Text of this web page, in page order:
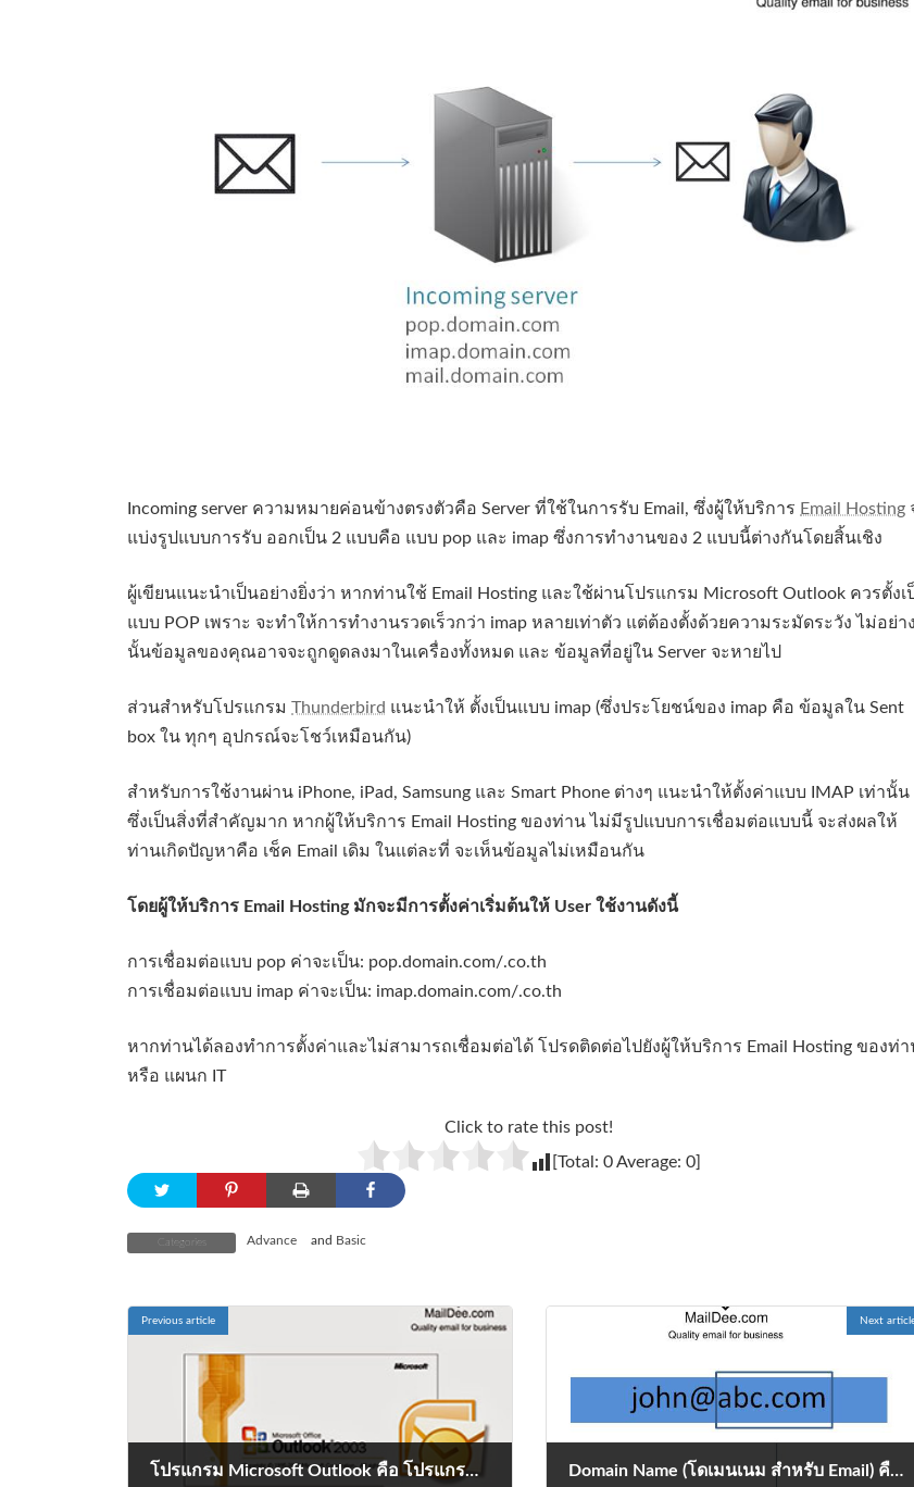
Incoming server ความหมายค่อนข้างตรงตัวคือ Server ที่ใช้ในการรับ Email, ซึ่งผู้ให้บริการ Email Hosting
แบ่งรูปแบบการรับ ออกเป็น 2 แบบคือ แบบ pop และ imap ซึ่งการทำงานของ 2 แบบนี้ต่างกันโดยสิ้นเชิง
ผู้เขียนแนะนำเป็นอย่างยิ่งว่า หากท่านใช้ Email Hosting และใช้ผ่านโปรแกรม Microsoft Outlook ควรตั้งเ
แบบ POP เพราะ จะทำให้การทำงานรวดเร็วกว่า imap หลายเท่าตัว แต่ต้องตั้งด้วยความระมัดระวัง ไม่อย่าง
นั้นข้อมูลของคุณอาจจะถูกดูดลงมาในเครื่องทั้งหมด และ ข้อมูลที่อยู่ใน Server จะหายไป
ส่วนสำหรับโปรแกรม Thunderbird แนะนำให้ ตั้งเป็นแบบ imap (ซึ่งประโยชน์ของ imap คือ ข้อมูลใน Sent
box ใน ทุกๆ อุปกรณ์จะโชว์เหมือนกัน)
สำหรับการใช้งานผ่าน iPhone, iPad, Samsung และ Smart Phone ต่างๆ แนะนำให้ตั้งค่าแบบ IMAP เท่านั้น
ซึ่งเป็นสิ่งที่สำคัญมาก หากผู้ให้บริการ Email Hosting ของท่าน ไม่มีรูปแบบการเชื่อมต่อแบบนี้ จะส่งผลให้
ท่านเกิดปัญหาคือ เช็ค Email เดิม ในแต่ละที่ จะเห็นข้อมูลไม่เหมือนกัน
โดยผู้ให้บริการ Email Hosting มักจะมีการตั้งค่าเริ่มต้นให้ User ใช้งานดังนี้
การเชื่อมต่อแบบ pop ค่าจะเป็น: pop.domain.com/.co.th
การเชื่อมต่อแบบ imap ค่าจะเป็น: imap.domain.com/.co.th
หากท่านได้ลองทำการตั้งค่าและไม่สามารถเชื่อมต่อได้ โปรดติดต่อไปยังผู้ให้บริการ Email Hosting ของท่
หรือ แผนก IT
Click to rate this post!
[Total:0Average:0]
Categories Advance and Basic
Previous article
โปรแกรม Microsoft Outlook คือ โปรแกรมอะไร ทำไมถึงได้รับความนิยม
Next
Domain Name (โดเมนเนม สำหรับ Email) คืออะไร และควรตั้ง Email ชื่อบริษัท อย่างไร แบบมืออาชีพ